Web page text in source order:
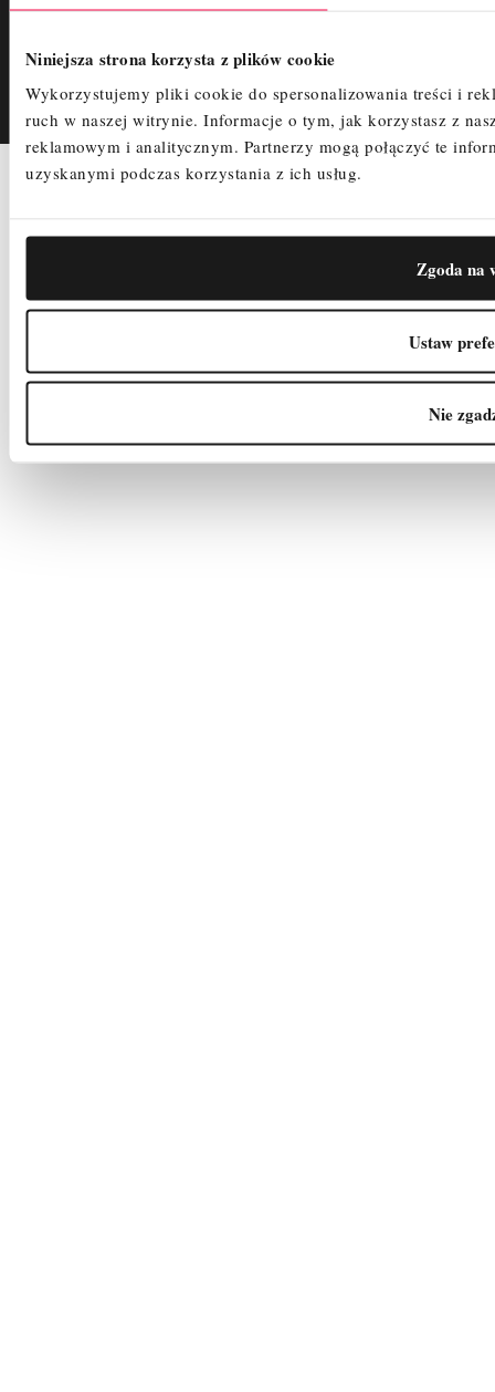
Niniejsza strona korzysta z plików cookie
Wykorzystujemy pliki cookie do spersonalizowania treści i
ruch w naszej witrynie. Informacje o tym, jak korzystasz z
reklamowym i analitycznym. Partnerzy mogą połączyć te
uzyskanymi podczas korzystania z ich usług.
Zgoda na
Ustaw
Nie
Polityka Prywatności
Śledzenie zamówienia
COPYRIGHTS2025
CREATED BY